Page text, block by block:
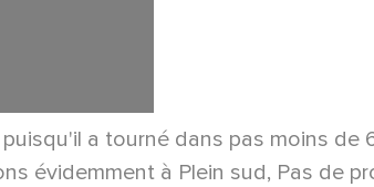
a tourné dans pas moins
évidemment à Plein sud, Pas de